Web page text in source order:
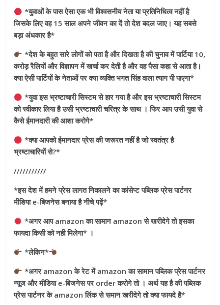
*युवाओं के पास ऐसा एक भी विश्वसनीय नेता या प्रतिनिधित्व नहीं है
जिसके लिए वह 15 साल अपने जीवन का दें तो देश बदल जाए। यह सबसे
बड़ा अंधकार है*
*देश के बहुत सारे लोगों को पता है और दिखता है की चुनाव में पार्टिया 10,
करोड़ रैलियों और विज्ञापन में खर्चा कर देती है और वह पैसा कहा से आता है।
क्या ऐसी पार्टियों के नेताओं पर क्या व्यक्ति भगत सिंह वाला त्याग पी पाएगा*
*युवा इस भ्रष्टाचारी सिस्टम से हार गया है और इस भ्रष्टाचारी सिस्टम
को स्वीकार लिया है उसी भ्रष्टाचारी चरित्र के साथ । फिर आप उसी युवा से
कैसे ईमानदारी की आशा करोगे*
*क्या आपको ईमानदार प्रेस की जरूरत नहीं है जो स्वतंत्र है
भ्रष्टाचारियों से?*
///////////
*इस देश में हमने प्रेस लागत निकालने का कांसेप्ट पब्लिक प्रेस पार्टनर
मीडिया e-बिजनेस बनाया है नीचे पढ़ें*
*अगर आप amazon का सामान amazon से खरीदेगे तो इसका
फायदा किसी को नही मिलेगा* ।
*लेकिन*
*अगर amazon के रेट में amazon का सामान पब्लिक प्रेस पार्टनर
न्यूज और मीडिया e-बिजनेस पर order करोगे तो । अर्थ यह है की पब्लिक
प्रेस पार्टनर के amazon लिंक से समान खरीदेगे तो क्या फायदे है*